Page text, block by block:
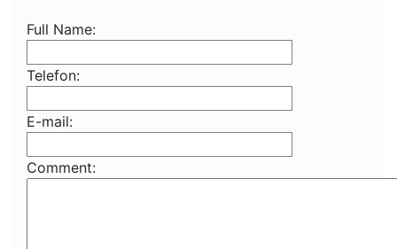
Full Name:
Telefon:
E-mail:
Comment: